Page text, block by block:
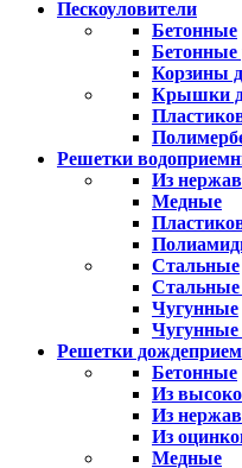
Пескоуловители
Бетонные
Бетонные
Корзины
Крышки
Решетки
Из
Медные
Стальные
Чугунные
Чугунные
Решетки
Бетонные
Из
Из
Из
Медные